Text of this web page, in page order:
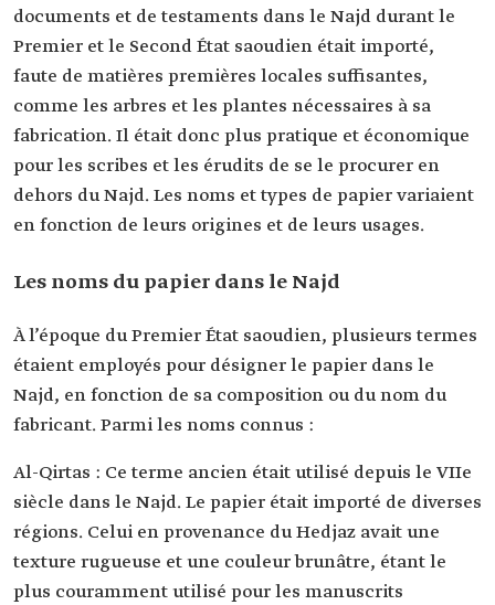
documents et de testaments dans le Najd durant le
Premier et le Second État saoudien était importé,
faute de matières premières locales suffisantes,
comme les arbres et les plantes nécessaires à sa
fabrication. Il était donc plus pratique et économique
pour les scribes et les érudits de se le procurer en
dehors du Najd. Les noms et types de papier variaient
en fonction de leurs origines et de leurs usages.
Les noms du papier dans le Najd
À l’époque du Premier État saoudien, plusieurs termes
étaient employés pour désigner le papier dans le
Najd, en fonction de sa composition ou du nom du
fabricant. Parmi les noms connus :
Al-Qirtas : Ce terme ancien était utilisé depuis le VIIe
siècle dans le Najd. Le papier était importé de diverses
régions. Celui en provenance du Hedjaz avait une
texture rugueuse et une couleur brunâtre, étant le
plus couramment utilisé pour les manuscrits